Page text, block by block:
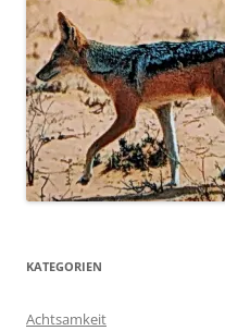
KATEGORIEN
Achtsamkeit